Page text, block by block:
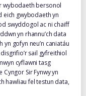
wybodaeth bersonol
eich gwybodaeth yn
swyddogol ac ni chaiff
yn rhannu’ch data
gofyn neu’n caniatáu
sail gyfreithiol
cyflawni tasg
Sir Fynwy yn
hawliau fel testun data,